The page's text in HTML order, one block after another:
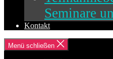
Seminare
Kontakt
Menü schließen